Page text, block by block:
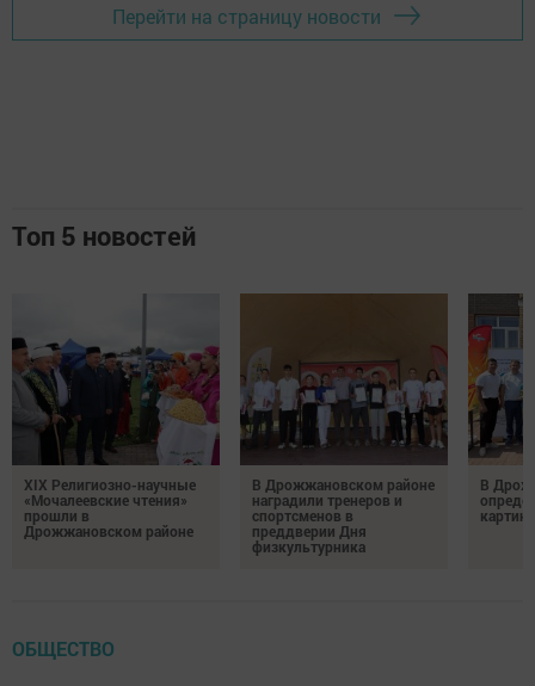
Перейти на страницу новости
Топ 5 новостей
XIX Религиозно-научные
«Мочалеевские чтения»
прошли в
Дрожжановском районе
В Дрожжановском районе
наградили тренеров и
спортсменов в
преддверии Дня
физкультурника
В
ОБЩЕСТВО